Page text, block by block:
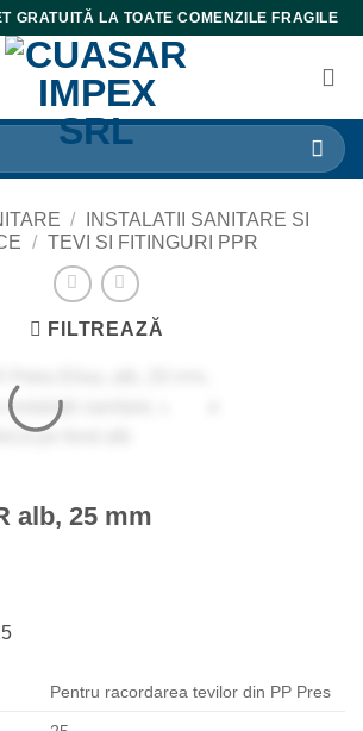
GRATUITĂ LA TOATE COMENZILE FRAGILE
/
INSTALATII SANITARE SI
/ TEVI SI FITINGURI PPR
FILTREAZĂ
alb, 25 mm
Pentru racordarea tevilor din PP Pres